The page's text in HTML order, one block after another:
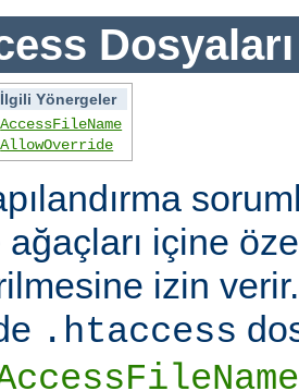
Dosyaları
İlgili Yönergeler
AccessFileName
AllowOverride
içine
izin
.htaccess